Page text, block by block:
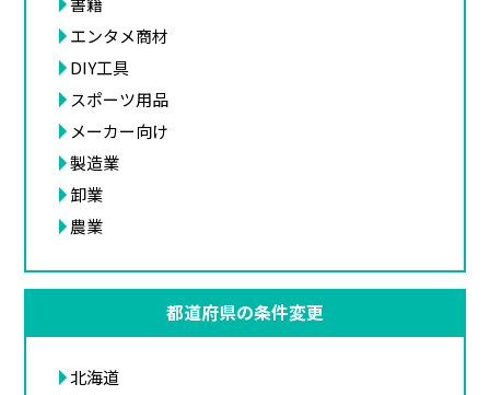
エンタメ商材
DIY工具
スポーツ用品
メーカー向け
製造業
卸業
農業
都道府県の条件変更
北海道